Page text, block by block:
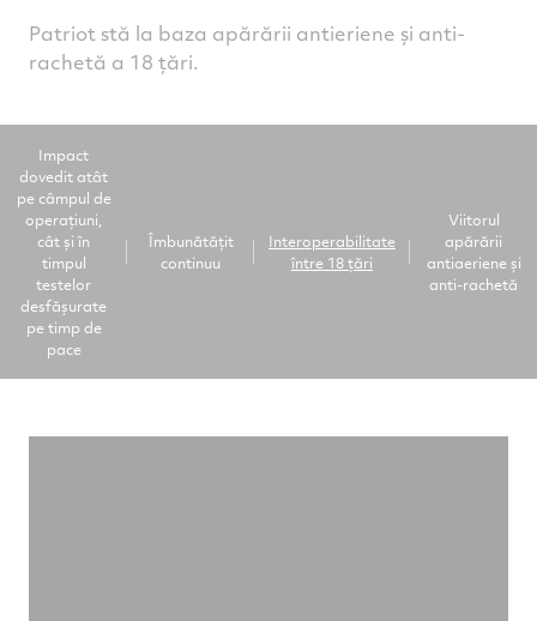
Patriot stă la baza apărării antieriene și anti-
rachetă a 18 țări.
Impact
dovedit atât
pe câmpul de
operațiuni,
cât și în
timpul
testelor
desfășurate
pe timp de
pace
Îmbunătățit
continuu
Interoperabilitate
între 18 țări
Viitorul
apărării
antiaeriene și
anti-rachetă